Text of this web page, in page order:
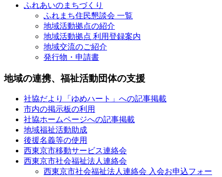
ふれあいのまちづくり
ふれまち住民懇談会 一覧
地域活動拠点の紹介
地域活動拠点 利用登録案内
地域交流のご紹介
発行物・申請書
地域の連携、福祉活動団体の支援
社協だより「ゆめハート」への記事掲載
市内の掲示板の利用
社協ホームページへの記事掲載
地域福祉活動助成
後援名義等の使用
西東京市移動サービス連絡会
西東京市社会福祉法人連絡会
西東京市社会福祉法人連絡会 入会お申込フォー